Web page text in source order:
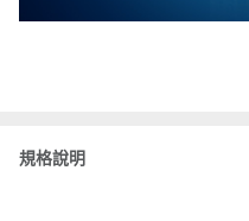
規格說明